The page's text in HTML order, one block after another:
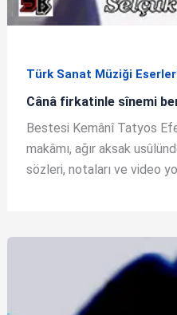
Türk Sanat Müziği
Cânâ firkatinle sînemi
Bestesi Kemânî Tatyos
makâmı, ağır aksak
sözleri, notaları ve video